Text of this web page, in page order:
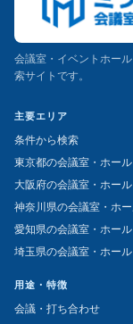
会議室・イベントホー
索サイトです。
主要エリア
条件から検索
東京都の会議室・ホール
大阪府の会議室・ホール
神奈川県の会議室・ホ
愛知県の会議室・ホール
埼玉県の会議室・ホール
用途・特徴
会議・打ち合わせ